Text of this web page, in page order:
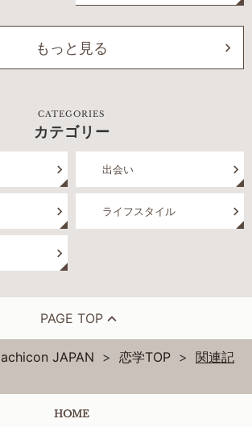
もっと見る
CATEGORIES
カテゴリー
出会い
ライフスタイル
PAGE TOP
JAPAN 恋学TOP
関連記
HOME